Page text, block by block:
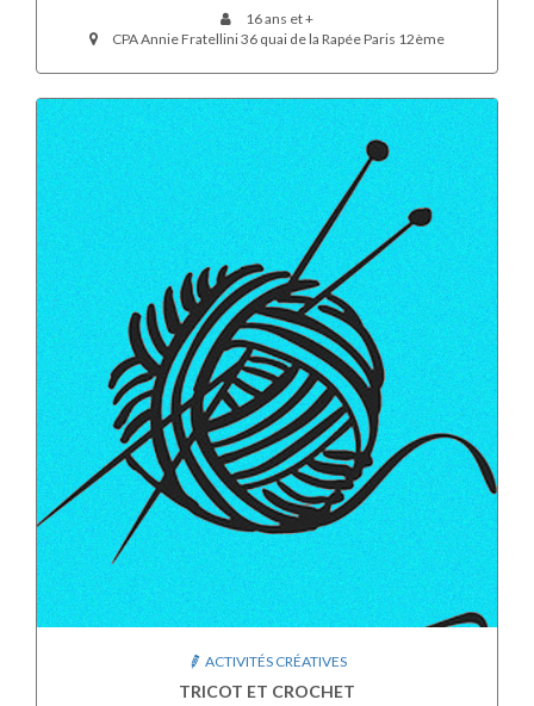
16 ans et +
CPA Annie Fratellini 36 quai de la Rapée Paris 12ème
ACTIVITÉS CRÉATIVES
TRICOT ET CROCHET